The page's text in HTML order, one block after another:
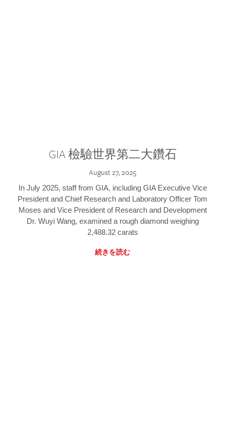
GIA 檢驗世界第二大鑽石
August 27, 2025
In July 2025, staff from GIA, including GIA Executive Vice
President and Chief Research and Laboratory Officer Tom
Moses and Vice President of Research and Development
Dr. Wuyi Wang, examined a rough diamond weighing
2,488.32 carats
続きを読む